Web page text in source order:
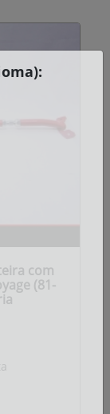
com
(81-